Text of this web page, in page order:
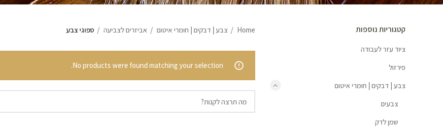
קטגוריות נוספות
ציוד עזר לעבודה
פירזול
צבע | דבקים | חומרי איטום
צבעים
שמן לדק
Home צבע | דבקים | חומרי איטום אביזרים לצביעה ספוגי צבע
No products were found matching your selection.